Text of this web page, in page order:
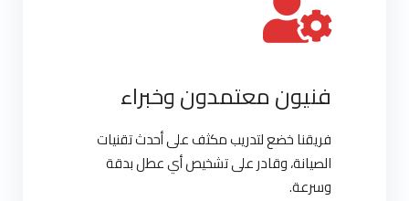
فنيون معتمدون وخبراء
فريقنا خضع لتدريب مكثف على أحدث تقنيات
الصيانة، وقادر على تشخيص أي عطل بدقة
وسرعة.